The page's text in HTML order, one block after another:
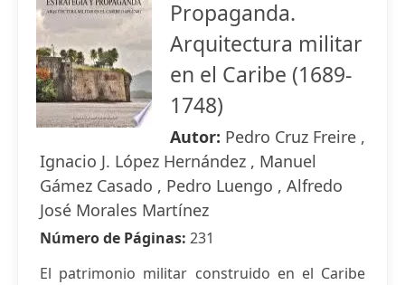
Propaganda.
Arquitectura militar
en el Caribe (1689-
1748)
Autor: Pedro Cruz Freire ,
Ignacio J. López Hernández , Manuel
Gámez Casado , Pedro Luengo , Alfredo
José Morales Martínez
Número de Páginas: 231
El patrimonio militar construido en el Caribe